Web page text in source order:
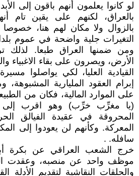
لو كانوا يعلمون أنهم باقون إلى
بالعراق، لكنهم على يقين تام
بالزوال ولا مكان لهم هنا،
التغيرات جلية واضحة في عموم
ومن ضمنها العراق طبعا. لذلك
الأرض، ويصرون على بقاء الاغبياء
القيادية العليا، لكي يواصلوا
إبرام العقود المليارية
على الموارد المالية، فكان من
(يا مغرِّب خرِّب) وهو اقرب إلى
المحروقة في عقيدة الفيالق
المعركة. وكأنهم لن يعودوا إلى
سافله. .
خرج الشعب العراقي عن بكرة
موظف واحد عن منصبه، وعقدت
والحلقات النقاشية لتقديم الأدلة